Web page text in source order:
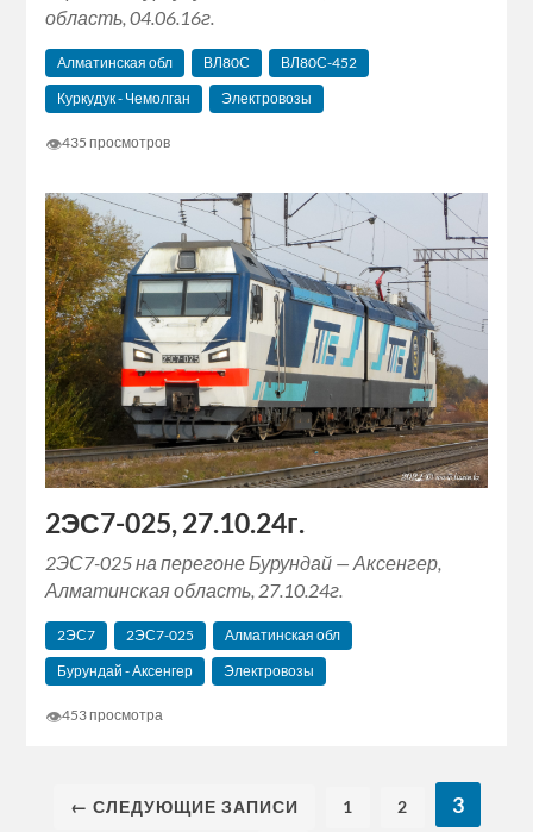
область, 04.06.16г.
Алматинская обл ВЛ80С
ВЛ80С-452
Куркудук - Чемолган
Электровозы
👁435 просмотров
2ЭС7-025, 27.10.24г.
2ЭС7-025 на перегоне Бурундай — Аксенгер,
Алматинская область, 27.10.24г.
2ЭС7 2ЭС7-025
Алматинская обл
Бурундай - Аксенгер
Электровозы
👁453 просмотра
← СЛЕДУЮЩИЕ ЗАПИСИ 1 2 3